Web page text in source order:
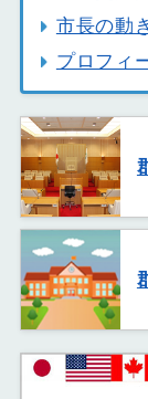
市長の動
プロフィ